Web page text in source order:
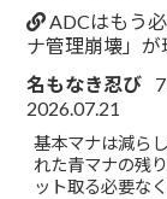
ADCはもう
ナ管理崩壊」
名もなき忍び
2026.07.21
基本マナは減ら
れた青マナの残
ット取る必要な